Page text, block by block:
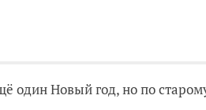
один Новый год, но по